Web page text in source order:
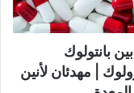
بانتولوك
| مهدئان لأنين